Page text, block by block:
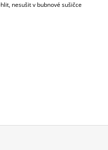
nesušit v bubnové sušičce